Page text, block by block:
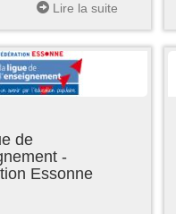
Lire la suite
de
-
Essonne